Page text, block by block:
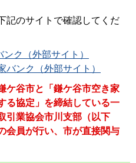
記のサイトで確認してくだ
ク（外部サイト）
バンク（外部サイト）
ケ谷市と「鎌ケ谷市空き家
る協定」を締結している一
引業協会市川支部（以下
会員が行い、市が直接関与